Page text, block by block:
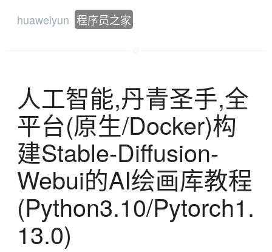
huaweiyun 程序员之家
人工智能,丹青圣手,全
平台(原生/Docker)构
建Stable-Diffusion-
Webui的AI绘画库教程
(Python3.10/Pytorch1.
13.0)